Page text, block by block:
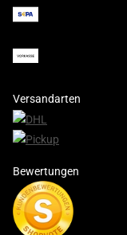
Versandarten
Bewertungen